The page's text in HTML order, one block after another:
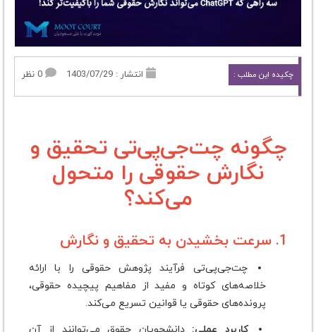
چکیده این مطلب : انتشار : 1403/07/29
چگونه چت‌جی‌پی‌تی تحقیق و
نگارش حقوقی را متحول
می‌کند؟
1. سرعت بخشیدن به تحقیق و نگارش
چت‌جی‌پی‌تی فرآیند پژوهش حقوقی را با ارائه
خلاصه‌های کوتاه و مفید از مفاهیم پیچیده حقوقی،
پرونده‌های حقوقی یا قوانین تسریع می‌کند.